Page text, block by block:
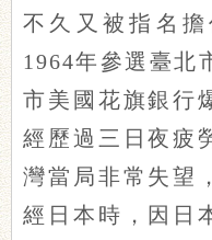
不久又被指名擔
1964年參選臺北
市美國花旗銀行
經歷過三日夜疲
灣當局非常失望
經日本時，因日